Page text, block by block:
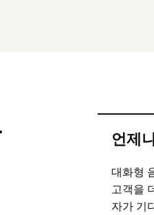
언제
대화형
고객을
자가 기